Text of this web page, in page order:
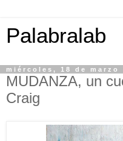
Palabralab
miércoles, 18 de marzo
MUDANZA, un
Craig